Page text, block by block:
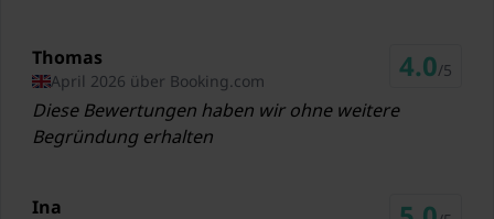
Zug Mittersill Essiger
17,8 km
Zug Burk Bahnhof
Thomas
April 2026 über Booking.com 4.0/5
Diese Bewertungen haben wir ohne weitere
Begründung erhalten
Ina